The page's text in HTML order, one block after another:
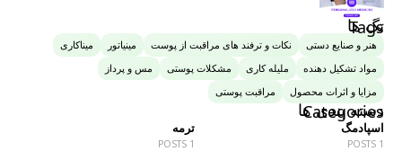
Tags
تگ ها
هنر و صنایع دستی نکات و ترفند های مراقبت از پوست مینیاتور
میناکاری
مواد تشکیل دهنده
ملیله کاری مشکلات پوستی
مس و پرداز
مزایا و اثرات محصول
مراقبت پوستی
Categories
دسته بندی ها
اسپادمگ
1 POSTS
ترمه
1 POSTS